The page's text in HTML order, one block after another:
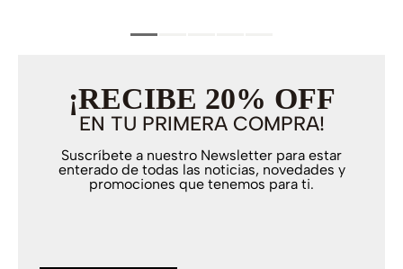
¡RECIBE 20% OFF
EN TU PRIMERA COMPRA!
Suscríbete a nuestro Newsletter para estar
enterado de todas las noticias, novedades y
promociones que tenemos para ti.